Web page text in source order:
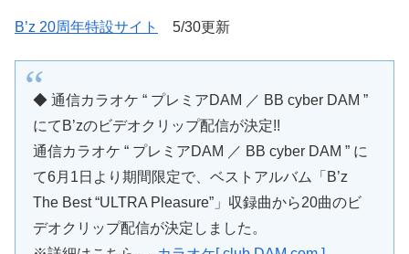
B’z 20周年特設サイト 5/30更新
◆ 通信カラオケ “ プレミアDAM ／ BB cyber DAM ”
にてB’zのビデオクリップ配信が決定!!
通信カラオケ “ プレミアDAM ／ BB cyber DAM ” に
て6月1日より期間限定で、ベストアルバム「B’z
The Best “ULTRA Pleasure”」収録曲から20曲のビ
デオクリップ配信が決定しました。